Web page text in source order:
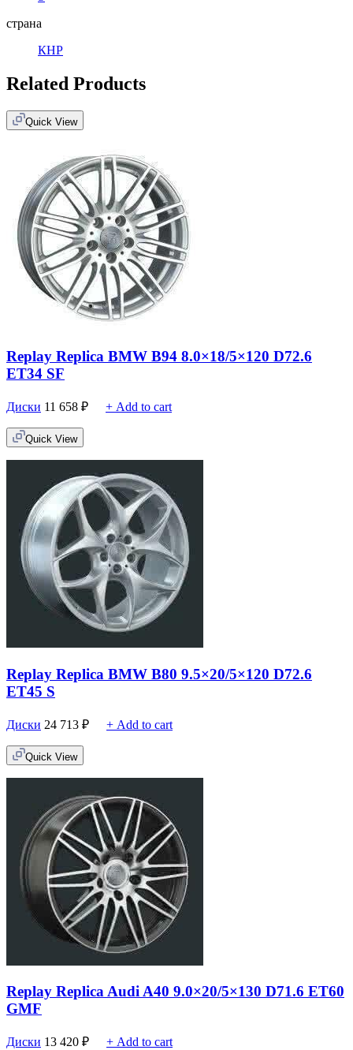
страна
КНР
Related Products
Quick View
Replay Replica BMW B94 8.0×18/5×120 D72.6
ET34 SF
Диски 11 658 ₽ + Add to cart
Quick View
Replay Replica BMW B80 9.5×20/5×120 D72.6
ET45 S
Диски 24 713 ₽ + Add to cart
Quick View
Replay Replica Audi A40 9.0×20/5×130 D71.6 ET60
GMF
Диски 13 420 ₽ + Add to cart